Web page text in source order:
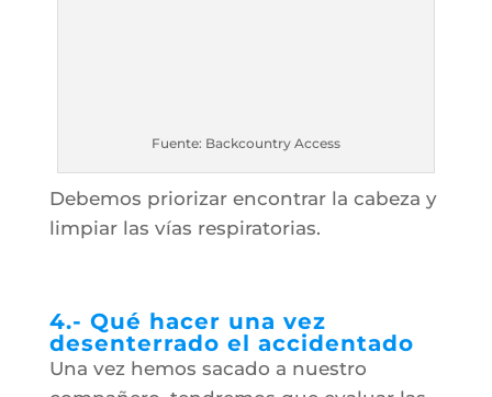
Fuente: Backcountry Access
Debemos priorizar encontrar la cabeza y
limpiar las vías respiratorias.
4.- Qué hacer una vez
desenterrado el accidentado
Una vez hemos sacado a nuestro